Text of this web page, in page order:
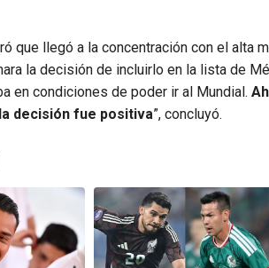
que llegó a la concentración con el
la decisión de incluirlo en la lista de
en condiciones de poder ir al Mundial.
decisión fue positiva”, concluyó.